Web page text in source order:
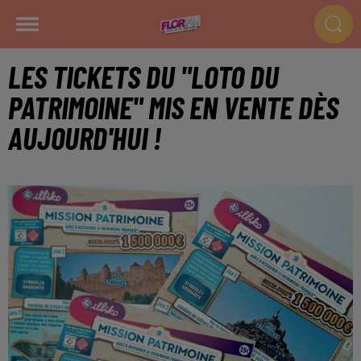
LES TICKETS DU "LOTO DU
PATRIMOINE" MIS EN VENTE DÈS
AUJOURD'HUI !